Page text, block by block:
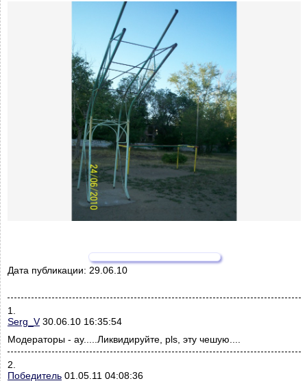
Дата публикации: 29.06.10
1.
Serg_V30.06.10 16:35:54
Модераторы - ау.....Ликвидируйте, pls, эту чешую....
2.
Победитель 01.05.11 04:08:36